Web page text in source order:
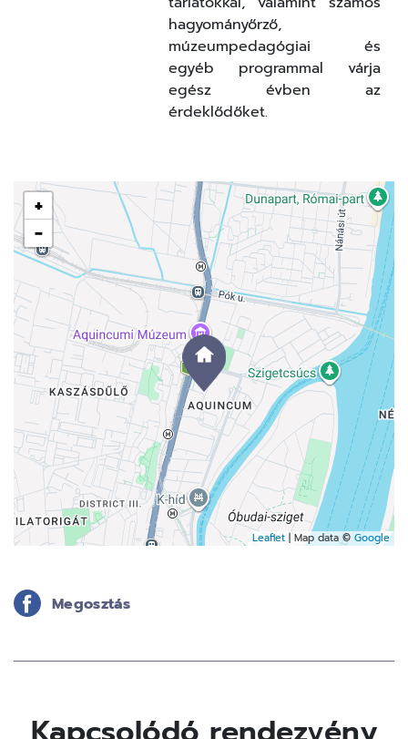
hagyományőrző,
múzeumpedagógiai és
egyéb programmal várja
egész évben az
érdeklődőket.
+
−
Leaflet | Map data © Google
Megosztás